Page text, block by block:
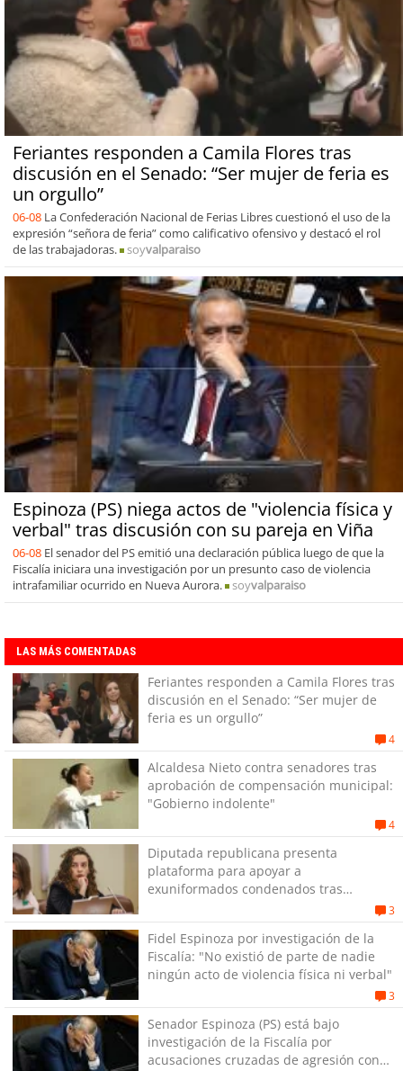
Feriantes responden a Camila Flores tras
discusión en el Senado: “Ser mujer de feria es
un orgullo”
06-08 La Confederación Nacional de Ferias Libres cuestionó el uso de la
expresión “señora de feria” como calificativo ofensivo y destacó el rol
de las trabajadoras.
soyvalparaiso
Espinoza (PS) niega actos de "violencia física y
verbal" tras discusión con su pareja en Viña
06-08 El senador del PS emitió una declaración pública luego de que la
Fiscalía iniciara una investigación por un presunto caso de violencia
intrafamiliar ocurrido en Nueva Aurora.
soyvalparaiso
LAS MÁS COMENTADAS
Feriantes responden a Camila Flores tras
discusión en el Senado: “Ser mujer de
feria es un orgullo”
4
Alcaldesa Nieto contra senadores tras
aprobación de compensación municipal:
"Gobierno indolente"
4
Diputada republicana presenta
plataforma para apoyar a
exuniformados condenados tras
3
Fidel Espinoza por investigación de la
Fiscalía: "No existió de parte de nadie
ningún acto de violencia física ni verbal"
3
Senador Espinoza (PS) está bajo
investigación de la Fiscalía por
acusaciones cruzadas de agresión con